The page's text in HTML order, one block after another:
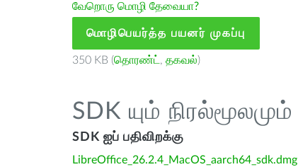
வேறொரு மொழி தேவையா?
மொழிபெயர்த்த பயனர் முகப்பு
350 KB (தொரண்ட் , தகவல்)
SDK யும் நிரல்மூலமும்
SDK ஐப் பதிவிறக்கு
LibreOffice_26.2.4_MacOS_aarch64_sdk.dmg